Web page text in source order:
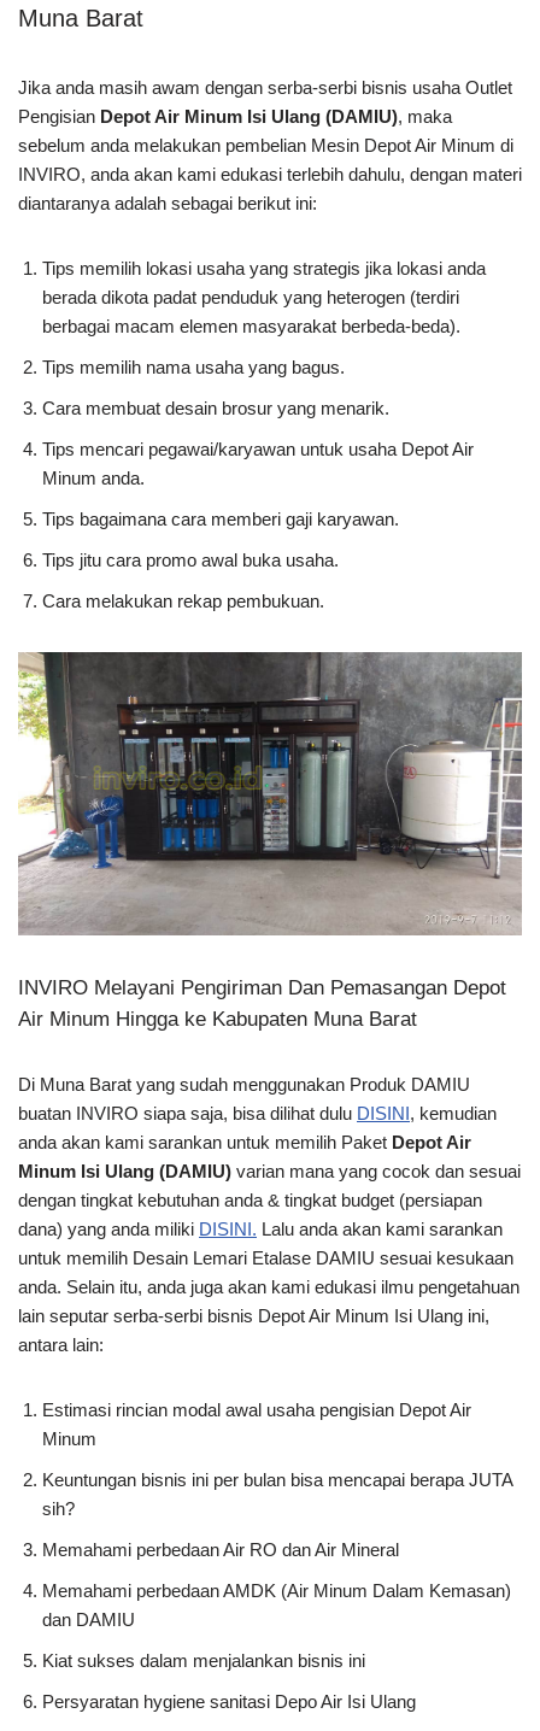
Muna Barat
Jika anda masih awam dengan serba-serbi bisnis usaha Outlet
Pengisian Depot Air Minum Isi Ulang (DAMIU), maka
sebelum anda melakukan pembelian Mesin Depot Air Minum di
INVIRO, anda akan kami edukasi terlebih dahulu, dengan materi
diantaranya adalah sebagai berikut ini:
Tips memilih lokasi usaha yang strategis jika lokasi anda
berada dikota padat penduduk yang heterogen (terdiri
berbagai macam elemen masyarakat berbeda-beda).
Tips memilih nama usaha yang bagus.
Cara membuat desain brosur yang menarik.
Tips mencari pegawai/karyawan untuk usaha Depot Air
Minum anda.
Tips bagaimana cara memberi gaji karyawan.
Tips jitu cara promo awal buka usaha.
Cara melakukan rekap pembukuan.
INVIRO Melayani Pengiriman Dan Pemasangan Depot
Air Minum Hingga ke Kabupaten Muna Barat
Di Muna Barat yang sudah menggunakan Produk DAMIU
buatan INVIRO siapa saja, bisa dilihat dulu DISINI, kemudian
anda akan kami sarankan untuk memilih Paket Depot Air
Minum Isi Ulang (DAMIU) varian mana yang cocok dan sesuai
dengan tingkat kebutuhan anda & tingkat budget (persiapan
dana) yang anda miliki DISINI. Lalu anda akan kami sarankan
untuk memilih Desain Lemari Etalase DAMIU sesuai kesukaan
anda. Selain itu, anda juga akan kami edukasi ilmu pengetahuan
lain seputar serba-serbi bisnis Depot Air Minum Isi Ulang ini,
antara lain:
Estimasi rincian modal awal usaha pengisian Depot Air
Minum
Keuntungan bisnis ini per bulan bisa mencapai berapa JUTA
sih?
Memahami perbedaan Air RO dan Air Mineral
Memahami perbedaan AMDK (Air Minum Dalam Kemasan)
dan DAMIU
Kiat sukses dalam menjalankan bisnis ini
Persyaratan hygiene sanitasi Depo Air Isi Ulang